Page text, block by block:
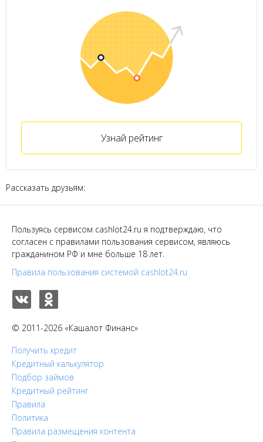
Узнай рейтинг
Рассказать друзьям:
Пользуясь сервисом cashlot24.ru я подтверждаю, что
согласен с правилами пользования сервисом, являюсь
гражданином РФ и мне больше 18 лет.
Правила пользования системой cashlot24.ru
© 2011-2026 «Кашалот Финанс»
Получить кредит
Кредитный калькулятор
Подбор займов
Кредитный рейтинг
Правила
Политика
Правила размещения контента